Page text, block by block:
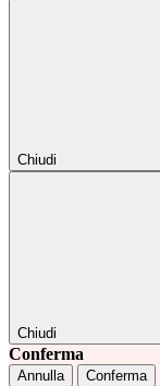
Chiudi
Chiudi
Conferma
Annulla Conferma